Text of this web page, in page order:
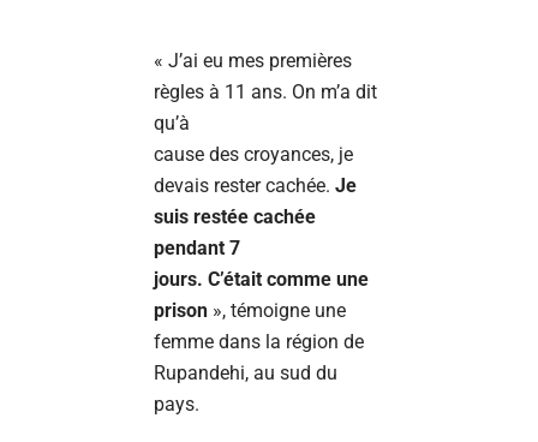
« J’ai eu mes premières
règles à 11 ans. On m’a dit
qu’à
cause des croyances, je
devais rester cachée. Je
suis restée cachée
pendant 7
jours. C’était comme une
prison », témoigne une
femme dans la région de
Rupandehi, au sud du
pays.